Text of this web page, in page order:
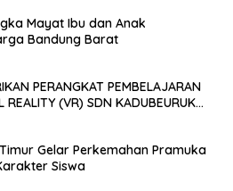
Mayat Ibu dan Anak
Bandung Barat
PERANGKAT PEMBELAJARAN
REALITY (VR) SDN KADUBEURUK
Gelar Perkemahan Pramuka
Siswa